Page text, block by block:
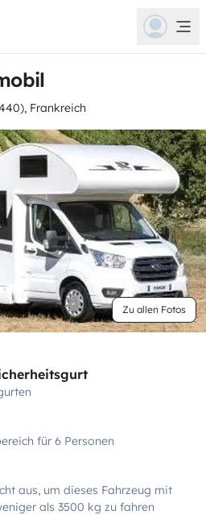
Frankreich
Zu allen Fotos
für 6 Personen
aus, um dieses Fahrzeug mit
als 3500 kg zu fahren